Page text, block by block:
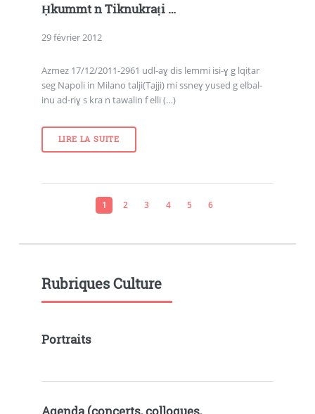
Ḥkummt n Tiknukraṭi …
29 février 2012
Azmez 17/12/2011-2961 udl-aɣ dis lemmi isi-ɣ g lqiṭar
seg Napoli in Milano talji(Tajji) mi ssneɣ yused g elbal-
inu ad-riɣ s kra n tawalin f elli (…)
LIRE LA SUITE
1 2 3 4 5 6
Rubriques Culture
Portraits